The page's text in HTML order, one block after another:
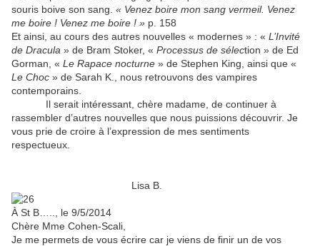
souris boive son sang. « Venez boire mon sang vermeil. Venez
me boire ! Venez me boire ! » p. 158
Et ainsi, au cours des autres nouvelles « modernes » : « L’Invité
de Dracula » de Bram Stoker, « Processus de sélection » de Ed
Gorman, « Le Rapace nocturne » de Stephen King, ainsi que «
Le Choc » de Sarah K., nous retrouvons des vampires
contemporains.
Il serait intéressant, chère madame, de continuer à
rassembler d’autres nouvelles que nous puissions découvrir. Je
vous prie de croire à l’expression de mes sentiments
respectueux.
Lisa B.
À St B….., le 9/5/2014
Chère Mme Cohen-Scali,
Je me permets de vous écrire car je viens de finir un de vos